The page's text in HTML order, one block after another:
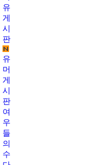
유
게
시
판
유
머
게
시
판
여
우
들
의
수